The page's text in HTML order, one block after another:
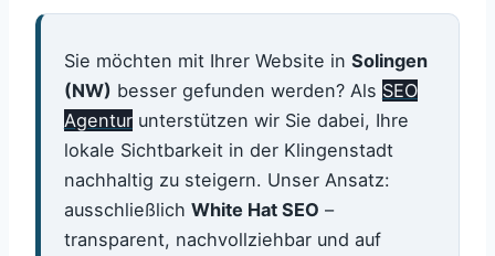
Sie möchten mit Ihrer Website in Solingen
(NW) besser gefunden werden? Als SEO
Agenturunterstützen wir Sie dabei, Ihre
lokale Sichtbarkeit in der Klingenstadt
nachhaltig zu steigern. Unser Ansatz:
ausschließlich White Hat SEO –
transparent, nachvollziehbar und auf